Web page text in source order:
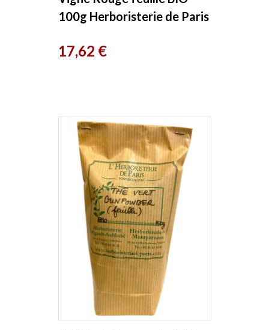
100g Herboristerie de Paris
Prix
17,62 €